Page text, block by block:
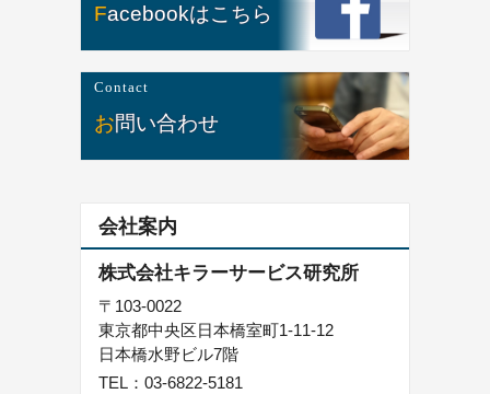
Facebookはこちら
Contact
お問い合わせ
会社案内
株式会社キラーサービス研究所
〒103-0022
東京都中央区日本橋室町1-11-12
日本橋水野ビル7階
TEL： 03-6822-5181